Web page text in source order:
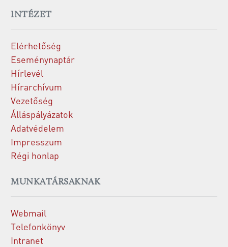
INTÉZET
Elérhetőség
Eseménynaptár
Hírlevél
Hírarchívum
Vezetőség
Álláspályázatok
Adatvédelem
Impresszum
Régi honlap
MUNKATÁRSAKNAK
Webmail
Telefonkönyv
Intranet